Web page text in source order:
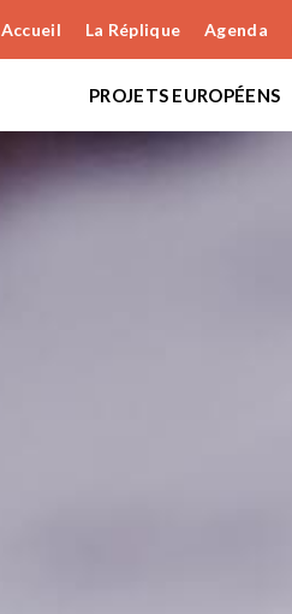
Accueil La Réplique Agenda
PROJETS EUROPÉENS